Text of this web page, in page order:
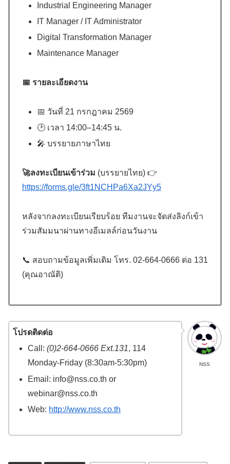
Industrial Engineering Manager
IT Manager / IT Administrator
Digital Transformation Manager
Maintenance Manager
📅 รายละเอียดงาน
📅 วันที่ 21 กรกฎาคม 2569
🕑 เวลา 14:00–14:45 น.
🎤 บรรยายภาษาไทย
🚀ลงทะเบียนเข้าร่วม (บรรยายไทย) 👉
https://forms.gle/3ft1NCHPa6Xa2JYy5
หลังจากลงทะเบียนเรียบร้อย ทีมงานจะจัดส่งลิงก์เข้า
ร่วมสัมมนาผ่านทางอีเมลล์ก่อนวันงาน
📞 สอบถามข้อมูลเพิ่มเติม โทร. 02-664-0666 ต่อ 131
(คุณอาณัติ)
NSS
โปรดติดต่อ
Call:(0)2-664-0666 Ext.131, 114
Monday-Friday (8:30am-5:30pm)
Email: info@nss.co.th or
webinar@nss.co.th
Web: http://www.nss.co.th